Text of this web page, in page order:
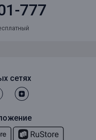
777
сетях